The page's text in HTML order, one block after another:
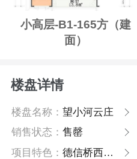
小高层-B1-165方（建
面）
楼盘详情
楼盘名称：望小河云庄
销售状态：售罄
项目特色：德信桥西拱宸桥项目